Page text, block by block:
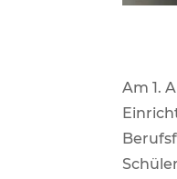
Am 1.